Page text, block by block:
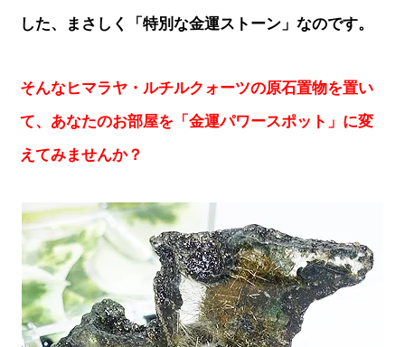
した、まさしく「特別な金運ストーン」なのです。
そんなヒマラヤ・ルチルクォーツの原石置物を置い
て、あなたのお部屋を「金運パワースポット」に変
えてみませんか？